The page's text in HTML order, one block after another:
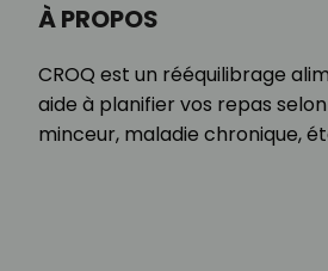
À PROPOS
CROQ est un rééquilibrage
aide à planifier vos repas
minceur, maladie chronique,